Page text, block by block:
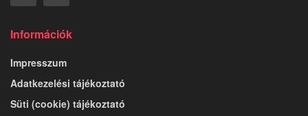
Információk
Impresszum
Adatkezelési tájékoztató
Süti (cookie) tájékoztató